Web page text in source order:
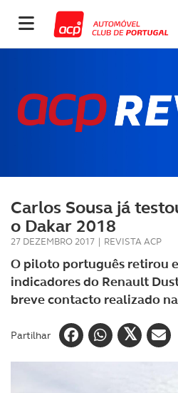
Carlos Sousa já
o Dakar 2018
27 DEZEMBRO 2017 | REVISTA ACP
O piloto português retirou
indicadores do Renault
breve contacto realizado
Partilhar